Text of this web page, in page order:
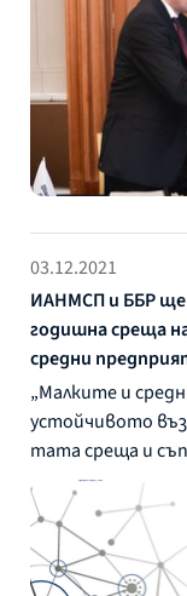
03.12.2021
ИАНМСП и ББР
годишна среща
средни
„Малките и
устойчивото
тата среща и